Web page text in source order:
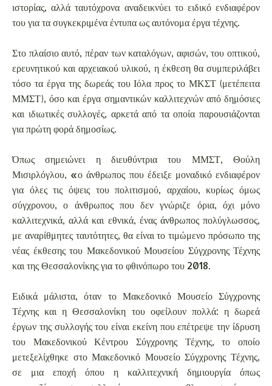
ιστορίας, αλλά ταυτόχρονα αναδεικνύει το ειδικό ενδιαφέρον
του για τα συγκεκριμένα έντυπα ως αυτόνομα έργα τέχνης.
Στο πλαίσιο αυτό, πέραν των καταλόγων, αφισών, του οπτικού,
ερευνητικού και αρχειακού υλικού, η έκθεση θα συμπεριλάβει
τόσο τα έργα της δωρεάς του Ιόλα προς το ΜΚΣΤ (μετέπειτα
ΜΜΣΤ), όσο και έργα σημαντικών καλλιτεχνών από δημόσιες
και ιδιωτικές συλλογές, αρκετά από τα οποία παρουσιάζονται
για πρώτη φορά δημοσίως.
Όπως σημειώνει η διευθύντρια του ΜΜΣΤ, Θούλη
Μισιρλόγλου, «ο άνθρωπος που έδειξε μοναδικό ενδιαφέρον
για όλες τις όψεις του πολιτισμού, αρχαίου, κυρίως όμως
σύγχρονου, ο άνθρωπος που δεν γνώριζε όρια, όχι μόνο
καλλιτεχνικά, αλλά και εθνικά, ένας άνθρωπος πολύγλωσσος,
με αναρίθμητες ταυτότητες, θα είναι το τιμώμενο πρόσωπο της
νέας έκθεσης του Μακεδονικού Μουσείου Σύγχρονης Τέχνης
και της Θεσσαλονίκης για το φθινόπωρο του 2018.
Ειδικά μάλιστα, όταν το Μακεδονικό Μουσείο Σύγχρονης
Τέχνης και η Θεσσαλονίκη του οφείλουν πολλά: η δωρεά
έργων της συλλογής του είναι εκείνη που επέτρεψε την ίδρυση
του Μακεδονικού Κέντρου Σύγχρονης Τέχνης, το οποίο
μετεξελίχθηκε στο Μακεδονικό Μουσείο Σύγχρονης Τέχνης,
σε μια εποχή όπου η καλλιτεχνική δημιουργία όπως